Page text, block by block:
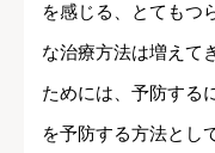
を感じる、とてもつ
な治療方法は増えて
ためには、予防する
を予防する方法とし